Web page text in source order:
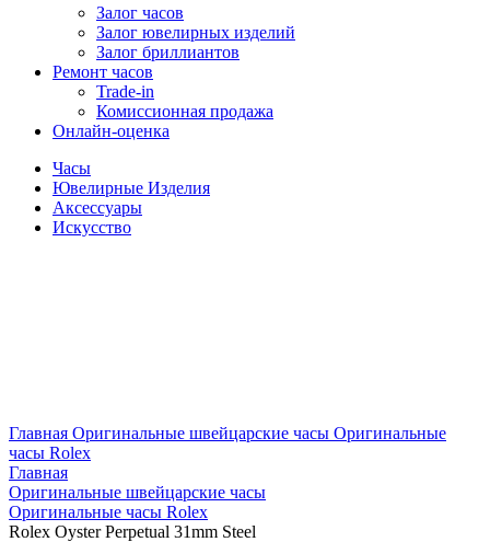
Залог часов
Залог ювелирных изделий
Залог бриллиантов
Ремонт часов
Trade-in
Комиссионная продажа
Онлайн-оценка
Часы
Ювелирные Изделия
Аксессуары
Искусство
Главная Оригинальные швейцарские часы Оригинальные
часы Rolex
Главная
Оригинальные швейцарские часы
Оригинальные часы Rolex
Rolex Oyster Perpetual 31mm Steel